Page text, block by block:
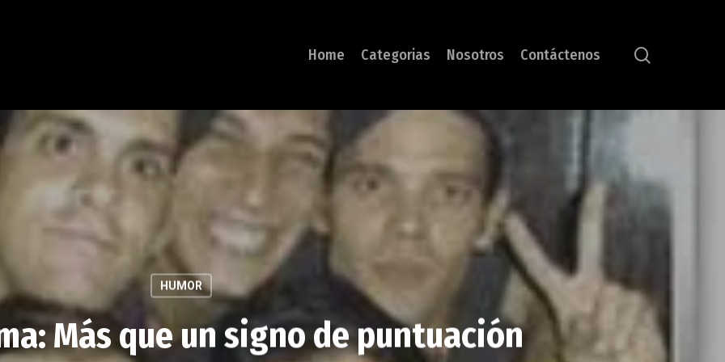
Home Categorias Nosotros Contáctenos
HUMOR
Más que un signo de puntuación